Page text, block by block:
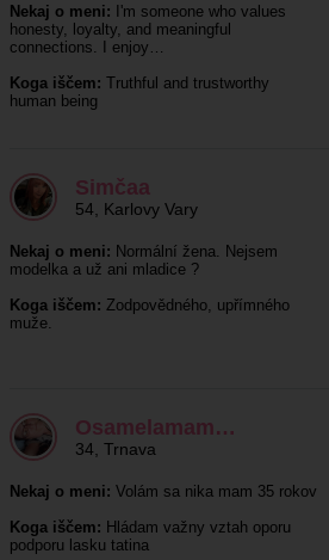
Nekaj o meni: I'm someone who values
honesty, loyalty, and meaningful
connections. I enjoy…
Koga iščem: Truthful and trustworthy
human being
Simčaa
54 Karlovy Vary
Nekaj o meni: Normální žena. Nejsem
modelka a už ani mladice ?
Koga iščem: Zodpovědného, upřímného
muže.
Osamelamam…
34 Trnava
Nekaj o meni: Volám sa nika mam 35 rokov
Koga iščem: Hládam važny vztah oporu
podporu lasku tatina